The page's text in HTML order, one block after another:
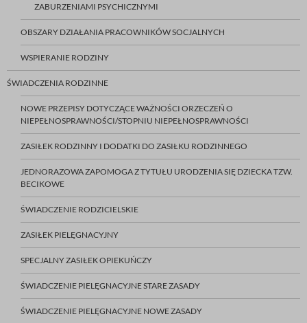
ZABURZENIAMI PSYCHICZNYMI
OBSZARY DZIAŁANIA PRACOWNIKÓW SOCJALNYCH
WSPIERANIE RODZINY
ŚWIADCZENIA RODZINNE
NOWE PRZEPISY DOTYCZĄCE WAŻNOŚCI ORZECZEŃ O
NIEPEŁNOSPRAWNOŚCI/STOPNIU NIEPEŁNOSPRAWNOŚCI
ZASIŁEK RODZINNY I DODATKI DO ZASIŁKU RODZINNEGO
JEDNORAZOWA ZAPOMOGA Z TYTUŁU URODZENIA SIĘ DZIECKA TZW.
BECIKOWE
ŚWIADCZENIE RODZICIELSKIE
ZASIŁEK PIELĘGNACYJNY
SPECJALNY ZASIŁEK OPIEKUŃCZY
ŚWIADCZENIE PIELĘGNACYJNE STARE ZASADY
ŚWIADCZENIE PIELĘGNACYJNE NOWE ZASADY